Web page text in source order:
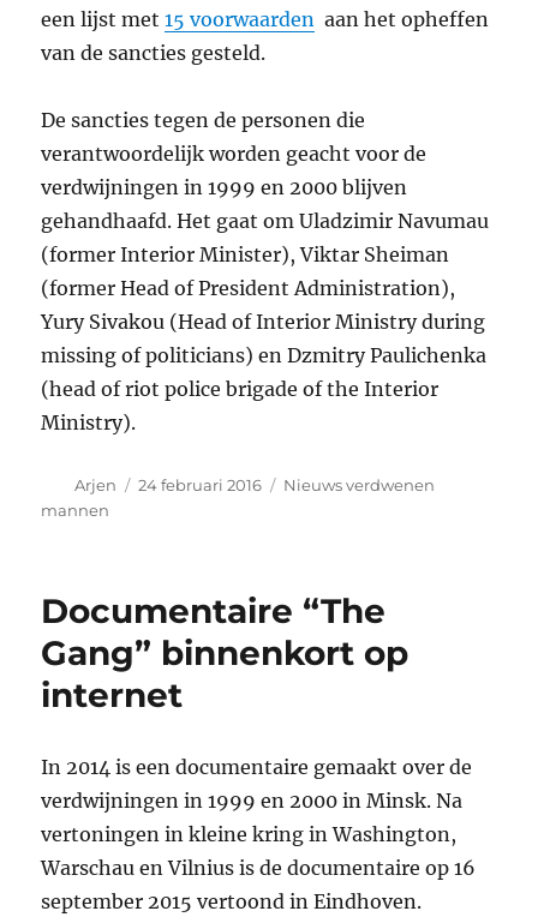
een lijst met15 voorwaarden aan het opheffen
van de sancties gesteld.
De sancties tegen de personen die
verantwoordelijk worden geacht voor de
verdwijningen in 1999 en 2000 blijven
gehandhaafd. Het gaat om Uladzimir Navumau
(former Interior Minister), Viktar Sheiman
(former Head of President Administration),
Yury Sivakou (Head of Interior Ministry during
missing of politicians) en Dzmitry Paulichenka
(head of riot police brigade of the Interior
Ministry).
Auteur
Arjen
Geplaatst
24 februari 2016 Categorieën
Nieuws verdwenen
mannen
Documentaire “The
Gang” binnenkort op
internet
In 2014 is een documentaire gemaakt over de
verdwijningen in 1999 en 2000 in Minsk. Na
vertoningen in kleine kring in Washington,
Warschau en Vilnius is de documentaire op 16
september 2015 vertoond in Eindhoven.